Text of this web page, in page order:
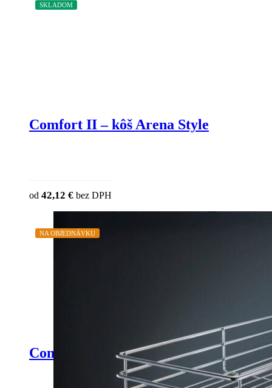
SKLADOM
Comfort II – kôš Arena Style
od 42,12 € bez DPH
NA OBJEDNÁVKU
Comfort II – kôš celodrôtený sivý